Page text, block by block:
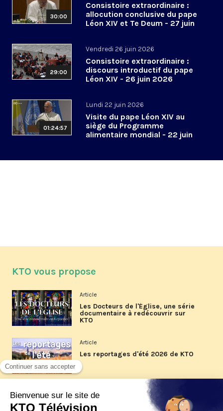
30:00
Consistoire extraordinaire :
allocution conclusive du pape
Léon XIV et Te Deum - 27 juin
29:00
Vendredi 26 juin 2026
Consistoire extraordinaire :
discours introductif du pape
Léon XIV - 26 juin 2026
01:24:57
Lundi 22 juin 2026
Visite du pape Léon XIV au
siège du Programme
alimentaire mondial - 22 juin
KTO vous propose
Article
Les Docteurs de l'Église, une série
documentaire à redécouvrir sur
KTO
Article
Les reportages d'été 2026 de KTO
La visite pastorale du pape Léon
XIV à Assise à suivre sur KTO le